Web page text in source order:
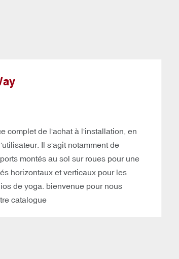
complet de l'achat à l'installation, en
Il s'agit notamment de
montés au sol sur roues pour une
horizontaux et verticaux pour les
de yoga. bienvenue pour nous
catalogue